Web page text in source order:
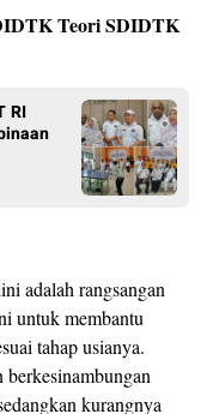
Teori SDIDTK
RI
adalah rangsangan
untuk membantu
tahap usianya.
berkesinambungan
kurangnya